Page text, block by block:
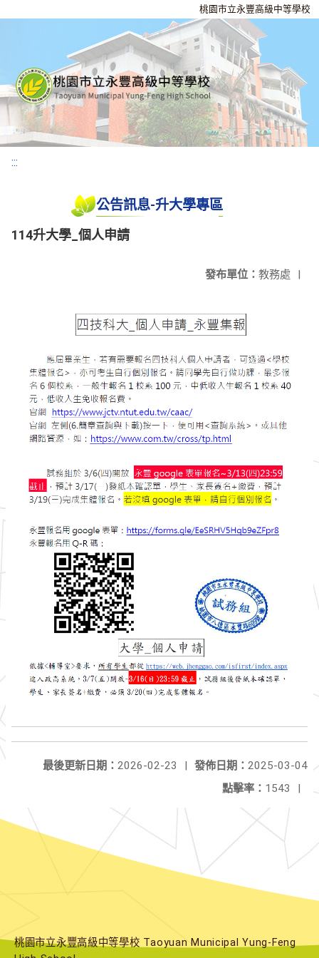
桃園市立永豐高級中等學校
:::
公告訊息-升大學專區
114升大學_個人申請
發布單位： 教務處 |
發佈日期： 2025-03-04
最後更新日期： 2026-02-23
|
點擊率： 1543 |
桃園市立永豐高級中等學校 Taoyuan Municipal Yung-Feng